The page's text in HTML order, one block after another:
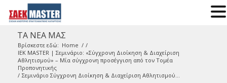
ΤΑ ΝΕΑ ΜΑΣ
Βρίσκεστε εδώ: Home / /
IEK MASTER | Σεμινάριο: «Σύγχρονη Διοίκηση & Διαχείριση
Αθλητισμού» – Μία σύγχρονη προσέγγιση από τον Τομέα
Προπονητικής
/ Σεμινάριο Σύγχρονη Διοίκηση & Διαχείριση Αθλητισμού...